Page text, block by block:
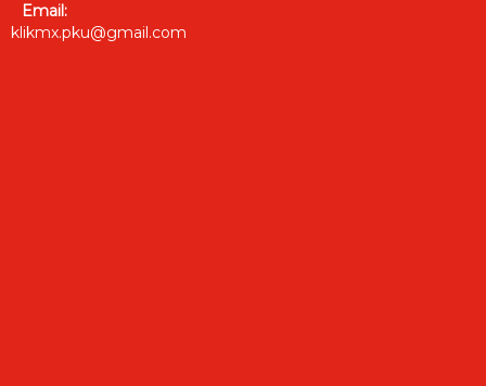
Email:
klikmx.pku@gmail.com